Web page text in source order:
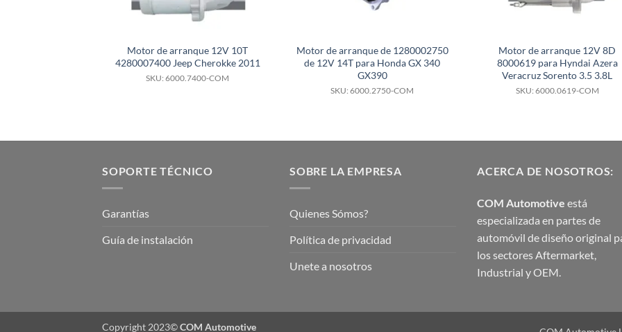
Motor de arranque 12V 10T
4280007400 Jeep Cherokke 2011
SKU: 6000.7400-COM
Motor de arranque de 1280002750
de 12V 14T para Honda GX 340
GX390
SKU: 6000.2750-COM
Motor de arranque 12V 8D
8000619 para Hyndai Azera
Veracruz Sorento 3.5 3.8L
SKU: 6000.0619-COM
SOPORTE TÉCNICO
Garantías
Guía de instalación
SOBRE LA EMPRESA
Quienes Sómos?
Política de privacidad
Unete a nosotros
ACERCA DE NOSOTROS:
COM Automotive está
especializada en partes de
automóvil de diseño original
los sectores Aftermarket,
Industrial y OEM.
Copyright 2023©COM Automotive